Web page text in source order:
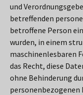
und
betreffenden
betroffene Person
wurden, in einem
maschinenlesbaren
das Recht, diese
ohne Behinderung